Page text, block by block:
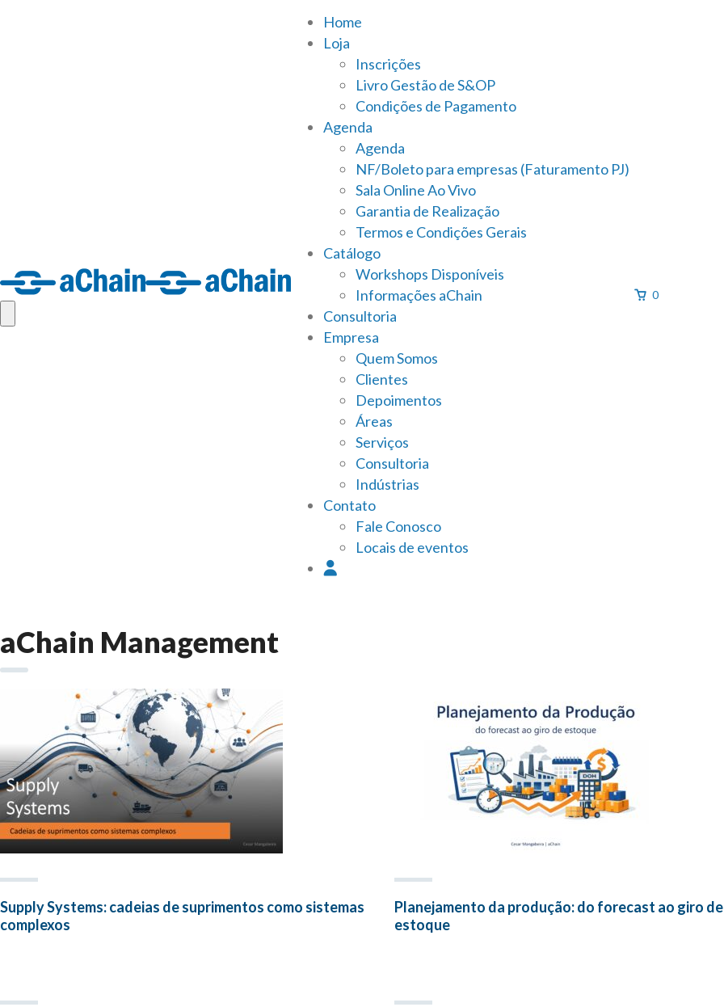
Home
Loja
Inscrições
Livro Gestão de S&OP
Condições de Pagamento
Agenda
Agenda
NF/Boleto para empresas (Faturamento PJ)
Sala Online Ao Vivo
Garantia de Realização
Termos e Condições Gerais
Catálogo
Workshops Disponíveis
Informações aChain
Consultoria
Empresa
Quem Somos
Clientes
Depoimentos
Áreas
Serviços
Consultoria
Indústrias
Contato
Fale Conosco
Locais de eventos
0
aChain Management
Supply Systems: cadeias de suprimentos como sistemas
complexos
Planejamento da produção: do forecast ao giro de
estoque